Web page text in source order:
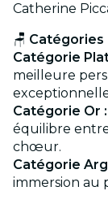
Catherine
🪑 Catégories
Catégorie
meilleure
Catégorie Or :
équilibre
chœur.
Catégorie
immersion au